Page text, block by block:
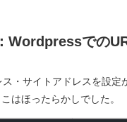
Wordpressでの
・サイトアドレスを設定
はほったらかしでした。